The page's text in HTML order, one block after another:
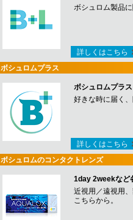
ボシュロム製品
詳しくはこちら
ボシュロムプラス
ボシュロムプラス
好きな時に届く
詳しくはこちら
ボシュロムのコンタクトレンズ
1day 2weekなど
近視用／遠視用
こちらから。